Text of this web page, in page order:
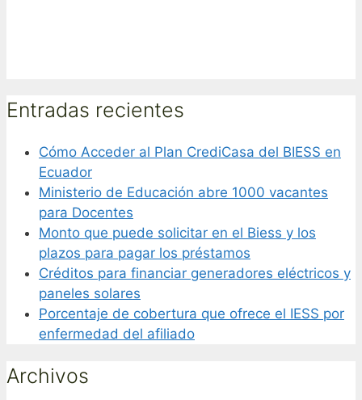
Entradas recientes
Cómo Acceder al Plan CrediCasa del BIESS en
Ecuador
Ministerio de Educación abre 1000 vacantes
para Docentes
Monto que puede solicitar en el Biess y los
plazos para pagar los préstamos
Créditos para financiar generadores eléctricos y
paneles solares
Porcentaje de cobertura que ofrece el IESS por
enfermedad del afiliado
Archivos